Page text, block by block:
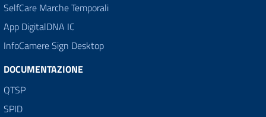
SelfCare Marche Temporali
App DigitalDNA IC
InfoCamere Sign Desktop
DOCUMENTAZIONE
QTSP
SPID